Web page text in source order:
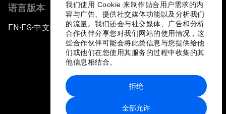
我们使用 Cookie 来制作贴合用户需求的内
容与广告、提供社交媒体功能以及分析我们
的流量。我们还会与社交媒体、广告和分析
合作伙伴分享您对我们网站的使用情况，这
些合作伙伴可能会将此类信息与您提供给他
们或他们在您使用其服务的过程中收集的其
他信息相结合。
全部允许
拒绝
语言版本
EN ▪ES▪中文▪ 日本語